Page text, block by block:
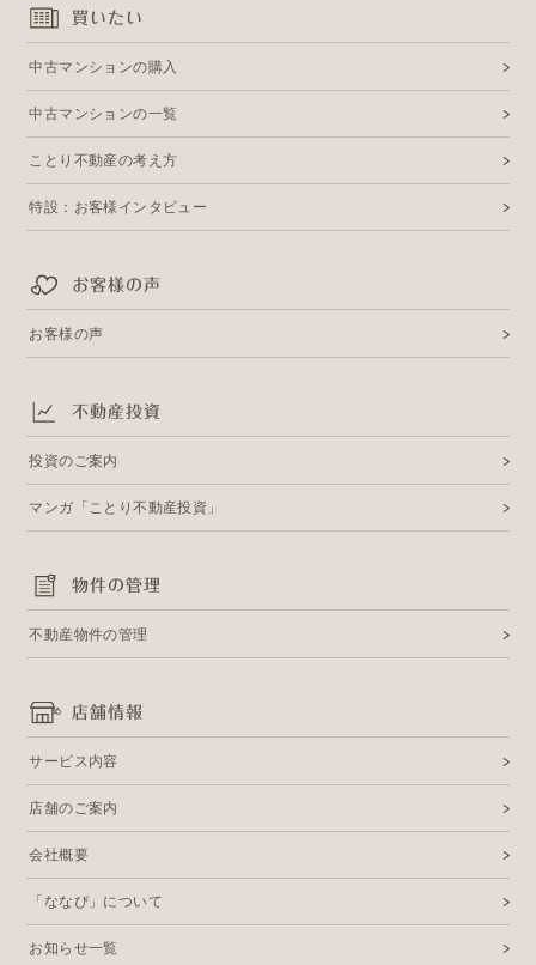
買いたい
中古マンションの購入
中古マンションの一覧
ことり不動産の考え方
特設：お客様インタビュー
お客様の声
お客様の声
不動産投資
投資のご案内
マンガ「ことり不動産投資」
物件の管理
不動産物件の管理
店舗情報
サービス内容
店舗のご案内
会社概要
「ななぴ」について
お知らせ一覧